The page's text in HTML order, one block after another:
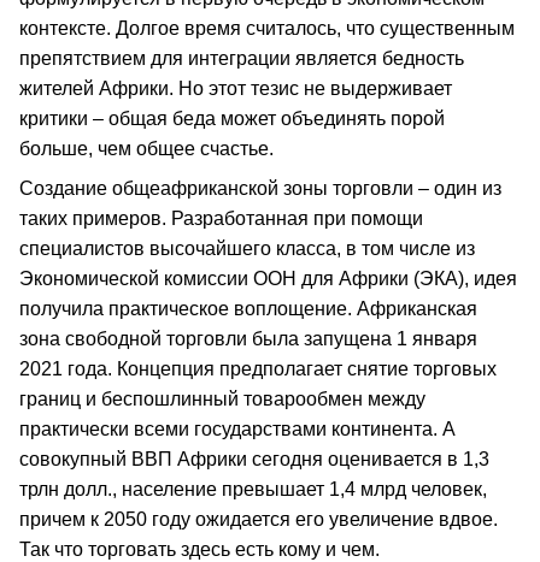
контексте. Долгое время считалось, что существенным
препятствием для интеграции является бедность
жителей Африки. Но этот тезис не выдерживает
критики – общая беда может объединять порой
больше, чем общее счастье.
Создание общеафриканской зоны торговли – один из
таких примеров. Разработанная при помощи
специалистов высочайшего класса, в том числе из
Экономической комиссии ООН для Африки (ЭКА), идея
получила практическое воплощение. Африканская
зона свободной торговли была запущена 1 января
2021 года. Концепция предполагает снятие торговых
границ и беспошлинный товарообмен между
практически всеми государствами континента. А
совокупный ВВП Африки сегодня оценивается в 1,3
трлн долл., население превышает 1,4 млрд человек,
причем к 2050 году ожидается его увеличение вдвое.
Так что торговать здесь есть кому и чем.